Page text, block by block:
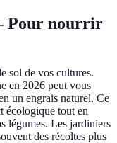
Pour nourrir
sol de vos cultures.
en 2026 peut vous
un engrais naturel. Ce
écologique tout en
légumes. Les jardiniers
des récoltes plus